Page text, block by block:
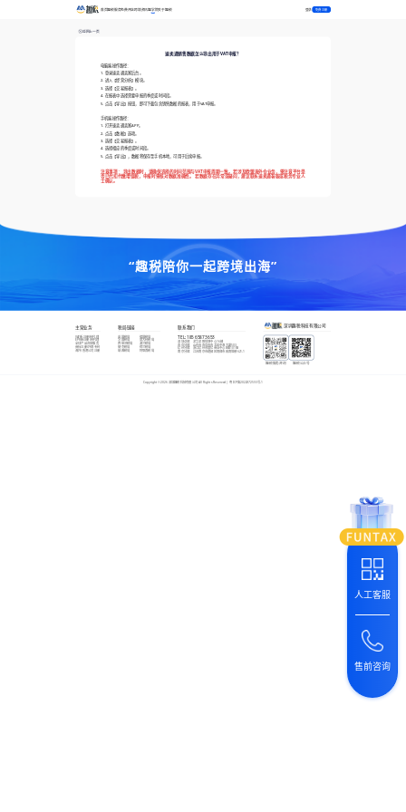
人工客服
售前咨询
首页趣税服务免费开店跨境资讯趣学院关于趣税 登录 免费注册
返回上一页
速卖通销售数据怎么导出用于VAT申报？
电脑端操作路径：
1. 登录速卖通卖家后台。
2. 进入【经营分析】模块。
3. 选择【交易报表】。
4. 在报表中选择需要申报的季度或时间段。
5. 点击【导出】按钮，即可下载包含销售数据的报表，用于VAT申报。
手机端操作路径：
1. 打开速卖通卖家APP。
2. 点击【数据】选项。
3. 选择【交易报表】。
4. 选择相应的季度或时间段。
5. 点击【导出】，数据将保存至手机本地，可用于后续申报。
注意事项： 导出数据时，请确保选择的时间范围与VAT申报周期一致。 若涉及欧盟海外仓业务，需注意平台是
否已代扣代缴增值税，申报时需核对数据准确性。 若数据存在异常或疑问，建议联系速卖通客服或税务专业人
士确认。
“趣税陪你一起跨境出海”
主营业务
VAT新注册/转代理
EPR新注册/转代理
全球产品合规服务
商标注册/外观专利
海外/香港公司注册
税局链接
英国税局
德国税局
法国税局
意大利税局
西班牙税局
波兰税局
捷克税局
荷兰税局
瑞典税局
阿联酋税局
联系我们
TEL:185 6587 3653
深圳总部
龙华龙胜恒博中心16楼
青岛分部
山东省青岛市市北区中海大厦503
杭州分部
浙江杭州市富亿商业中心B座1015B
南京分部
江苏南京市建邺区南部市政南塔楼621-1
深圳趣税科技有限公司
趣税服务咨询 趣税公众号
Copyright ©2026深圳趣税科技有限公司 All Rights Reserved | 粤ICP备2022072555号-1